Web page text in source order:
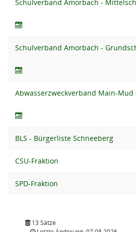
Schulverband Amorbach -
Schulverband Amorbach -
Abwasserzweckverband Main-
BLS - Bürgerliste Schneeberg
CSU-Fraktion
SPD-Fraktion
13 Sätze